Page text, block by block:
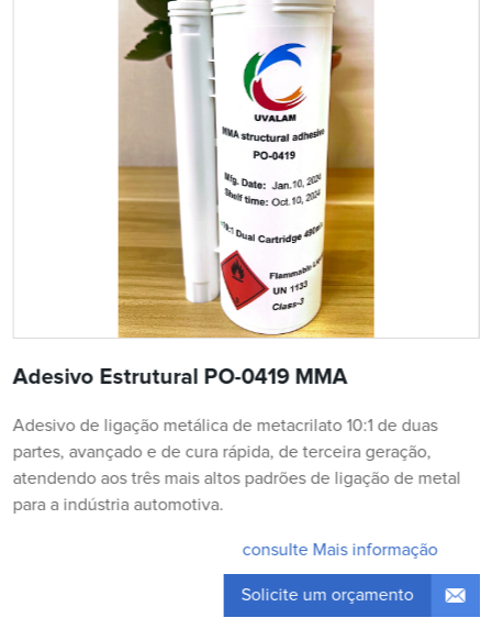
Adesivo Estrutural PO-0419 MMA
Adesivo de ligação metálica de metacrilato 10:1 de duas
partes, avançado e de cura rápida, de terceira geração,
atendendo aos três mais altos padrões de ligação de metal
para a indústria automotiva.
consulte Mais informação
Solicite um orçamento